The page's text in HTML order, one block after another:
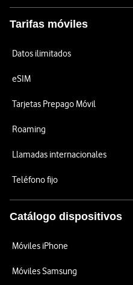
Tarifas móviles
Datos ilimitados
eSIM
Tarjetas Prepago Móvil
Roaming
Llamadas internacionales
Teléfono fijo
Catálogo dispositivos
Móviles iPhone
Móviles Samsung